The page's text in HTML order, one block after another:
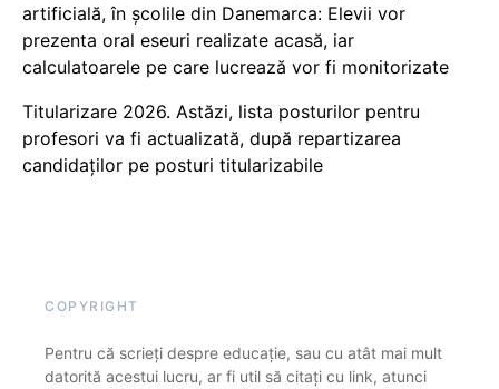
artificială, în școlile din Danemarca: Elevii vor
prezenta oral eseuri realizate acasă, iar
calculatoarele pe care lucrează vor fi monitorizate
Titularizare 2026. Astăzi, lista posturilor pentru
profesori va fi actualizată, după repartizarea
candidaților pe posturi titularizabile
COPYRIGHT
Pentru că scrieți despre educație, sau cu atât mai mult
datorită acestui lucru, ar fi util să citați cu link, atunci